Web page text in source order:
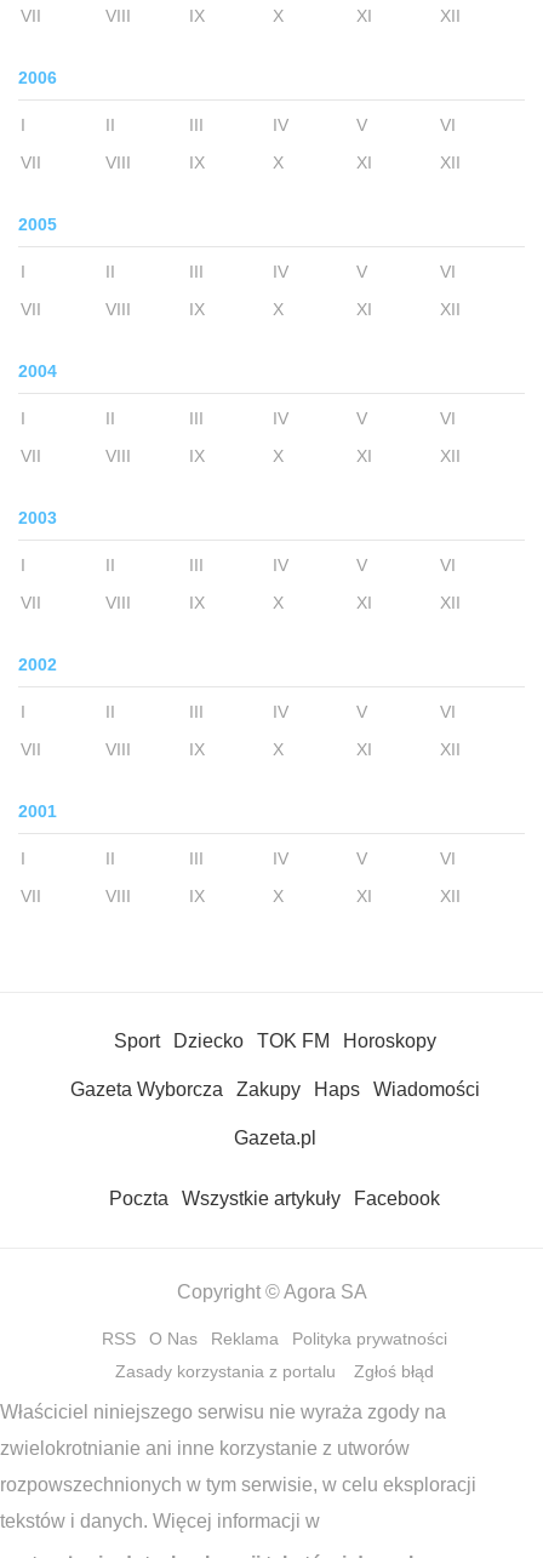
VII
VIII IX X XI XII
2006
I II III IV V
VI
VII
VIII IX X XI XII
2005
I II III IV V
VI
VII
VIII IX X XI XII
2004
I II III IV V
VI
VII
VIII IX X XI XII
2003
I II III IV V
VI
VII
VIII IX X XI XII
2002
I II III IV V
VI
VII
VIII IX X XI XII
2001
I II III IV V
VI
VII
VIII IX X XI XII
Sport Dziecko TOK FM Horoskopy
Gazeta Wyborcza Zakupy Haps Wiadomości
Gazeta.pl
Poczta Wszystkie artykuły Facebook
Copyright © Agora SA
RSS O Nas Reklama
Polityka prywatności
Zasady korzystania z portalu
Zgłoś błąd
Właściciel niniejszego serwisu nie wyraża zgody na
zwielokrotnianie ani inne korzystanie z utworów
rozpowszechnionych w tym serwisie, w celu eksploracji
tekstów i danych. Więcej informacji w